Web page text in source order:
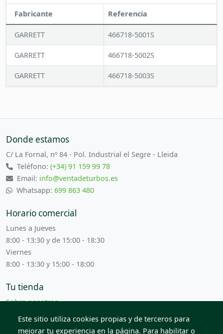
Fabricante Referencia
GARRETT 466718-5001S
GARRETT 466718-5002S
GARRETT 466718-5003S
Donde estamos
C/ La Fornal, nº 84 - Pol. Industrial el Segre - Lleida
Teléfono:(+34) 91 159 99 78
Email: info@ventadeturbos.es
Whatsapp: 699 863 480
Horario comercial
Lunes a Jueves
8:00 - 13:30 y de 15:00 - 18:30
Viernes
8:00 - 13:30 y 15:00 - 18:00
Tu tienda
Sobre nosotros
Términos y condiciones
Contacta con nosotros
Este sitio utiliza cookies propias y de terceros para
mejorar tu experiencia en la página. Para habilitar o